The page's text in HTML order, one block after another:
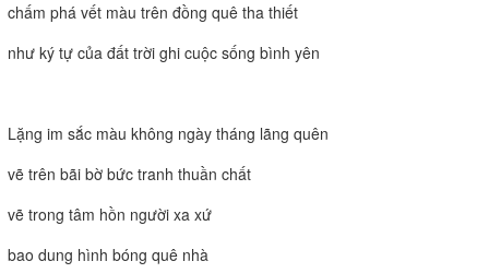
chấm phá vết màu trên đồng quê tha thiết
như ký tự của đất trời ghi cuộc sống bình yên
Lặng im sắc màu không ngày tháng lãng quên
vẽ trên bãi bờ bức tranh thuần chất
vẽ trong tâm hồn người xa xứ
bao dung hình bóng quê nhà